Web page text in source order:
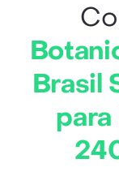
Brasil